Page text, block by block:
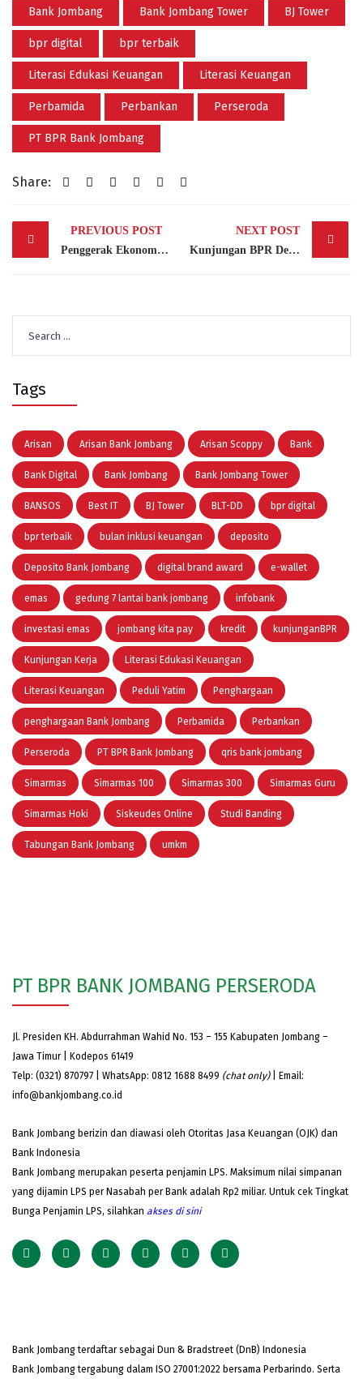
Bank Jombang Bank Jombang Tower BJ Tower
bpr digital bpr terbaik
Literasi Edukasi Keuangan Literasi Keuangan
Perbamida Perbankan Perseroda
PT BPR Bank Jombang
Share:
Post
navigation
PREVIOUS POST
Penggerak Ekonomi Kerakyatan, Perbarindo Dorong BPR/S Jadi Pilar Pengembangan UMKM Nasional
NEXT POST
Kunjungan BPR Delta Artha ke Bank Jombang untuk Persiapan Implementasi Siskeudes
for:
Tags
Arisan Arisan Bank Jombang Arisan Scoppy Bank
Bank Digital Bank Jombang Bank Jombang Tower
BANSOS Best IT BJ Tower BLT-DD bpr digital
bpr terbaik bulan inklusi keuangan deposito
Deposito Bank Jombang digital brand award e-wallet
emas gedung 7 lantai bank jombang infobank
investasi emas jombang kita pay kredit kunjunganBPR
Kunjungan Kerja Literasi Edukasi Keuangan
Literasi Keuangan Peduli Yatim Penghargaan
penghargaan Bank Jombang Perbamida Perbankan
Perseroda PT BPR Bank Jombang qris bank jombang
Simarmas Simarmas 100 Simarmas 300 Simarmas Guru
Simarmas Hoki Siskeudes Online Studi Banding
Tabungan Bank Jombang umkm
PT BPR BANK JOMBANG PERSERODA
Jl. Presiden KH. Abdurrahman Wahid No. 153 – 155 Kabupaten Jombang –
Jawa Timur | Kodepos 61419
Telp: (0321) 870797 | WhatsApp: 0812 1688 8499 (chat only)| Email:
info@bankjombang.co.id
Bank Jombang berizin dan diawasi oleh Otoritas Jasa Keuangan (OJK) dan
Bank Indonesia
Bank Jombang merupakan peserta penjamin LPS. Maksimum nilai simpanan
yang dijamin LPS per Nasabah per Bank adalah Rp2 miliar. Untuk cek Tingkat
Bunga Penjamin LPS, silahkan akses di sini
Bank Jombang terdaftar sebagai Dun & Bradstreet (DnB) Indonesia
Bank Jombang tergabung dalam ISO 27001:2022 bersama Perbarindo. Serta